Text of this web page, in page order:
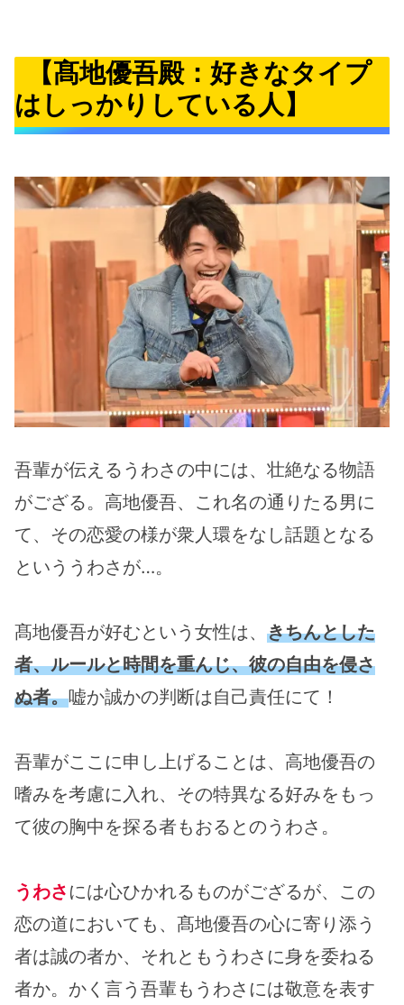
【髙地優吾殿：好きなタイプ
はしっかりしている人】
吾輩が伝えるうわさの中には、壮絶なる物語
がござる。高地優吾、これ名の通りたる男に
て、その恋愛の様が衆人環をなし話題となる
といううわさが…。
髙地優吾が好むという女性は、 きちんとした
者、ルールと時間を重んじ、彼の自由を侵さ
ぬ者。嘘か誠かの判断は自己責任にて！
吾輩がここに申し上げることは、高地優吾の
嗜みを考慮に入れ、その特異なる好みをもっ
て彼の胸中を探る者もおるとのうわさ。
うわさ には心ひかれるものがござるが、この
恋の道においても、髙地優吾の心に寄り添う
者は誠の者か、それともうわさに身を委ねる
者か。かく言う吾輩もうわさには敬意を表す